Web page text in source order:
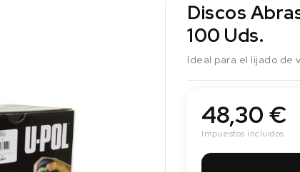
Discos
100 Uds.
Ideal para el lijado de
48,30 €
Impuestos incluidos